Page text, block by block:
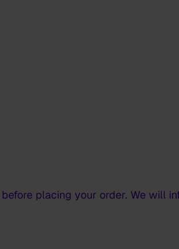
placing your order. We will